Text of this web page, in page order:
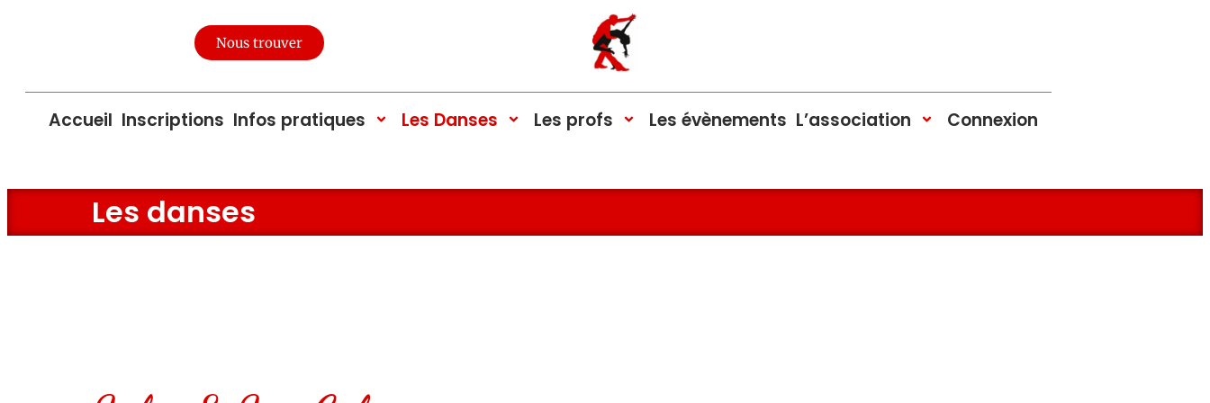
Nous trouver
Accueil Inscriptions Infos pratiques Les Danses Les profs Les évènements L’association Connexion
Les danses